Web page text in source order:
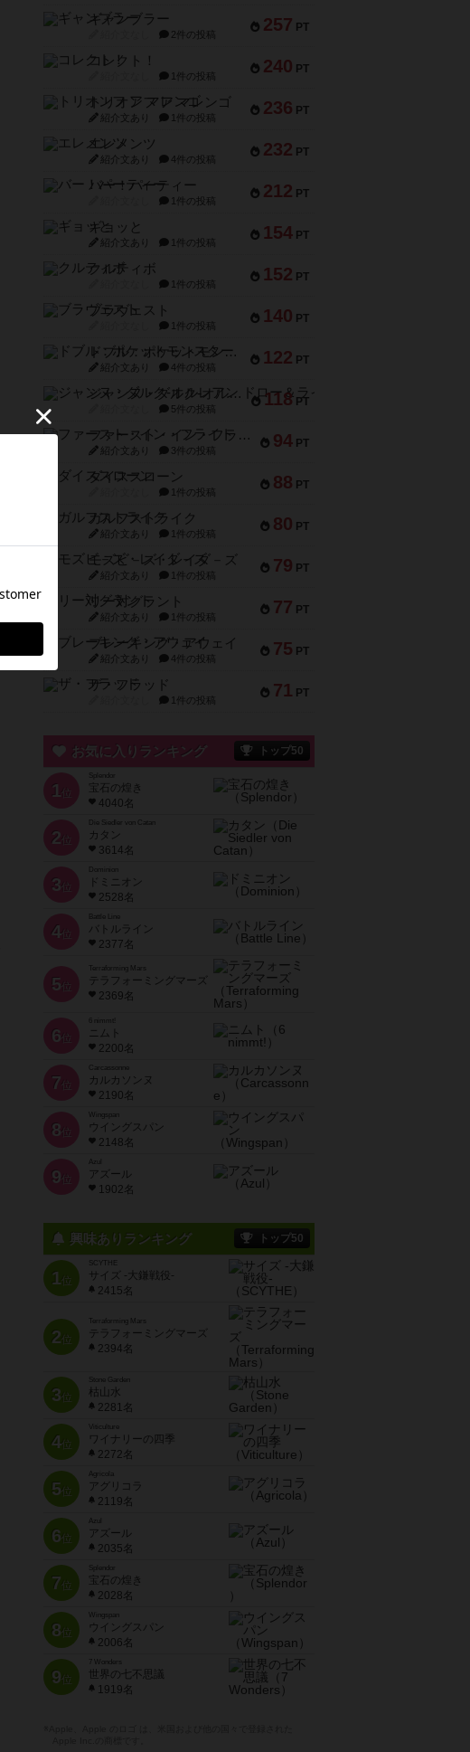
257 PT
ギャンブラー
2件の投稿
240 PT
コレクト！
1件の投稿
236 PT
トリオンフ ア マレンゴ
紹介文あり 1件の投稿
232 PT
エレメンツ
紹介文あり 4件の投稿
212 PT
バー！パーティー
1件の投稿
154 PT
ギョッと
紹介文あり 1件の投稿
152 PT
クルティボ
1件の投稿
140 PT
ブラヴェスト
1件の投稿
122 PT
ドブル：ポケットモンスター
紹介文あり 4件の投稿
118 PT
ジャンヌ・ダルク-オルレアン ドロー＆ライト
5件の投稿
94 PT
ファースト・イン・フライト
紹介文あり 3件の投稿
88 PT
ダイススローン
1件の投稿
80 PT
ガルフストライク
紹介文あり 1件の投稿
79 PT
モズビ－ズ・レイダ－ズ
紹介文あり 1件の投稿
77 PT
リー対グラント
紹介文あり 1件の投稿
75 PT
ブレーキング・アウェイ
紹介文あり 4件の投稿
71 PT
ザ・フラッド
1件の投稿
お気に入りランキング トップ50
1 位
宝石の煌き
4040名
2 位
Die Siedler von Catan
カタン
3614名
3 位
ドミニオン
2528名
4位
Battle Line
バトルライン
2377名
5 位
Terraforming Mars
テラフォーミングマーズ
2369名
6 位
ニムト
2200名
7 位
Carcassonne
カルカソンヌ
2190名
8 位
Wingspan
ウイングスパン
2148名
9 位
Azul
アズール
1902名
興味ありランキング トップ50
1位
SCYTHE
サイズ -大鎌戦役-
2415名
2位
Terraforming Mars
テラフォーミングマーズ
2394名
3位
Stone Garden
枯山水
2281名
4位
Viticulture
ワイナリーの四季
2272名
5位
Agricola
アグリコラ
2119名
6位
Azul
アズール
2035名
7位
宝石の煌き
2028名
8位
Wingspan
ウイングスパン
2006名
9位
7 Wonders
世界の七不思議
1919名